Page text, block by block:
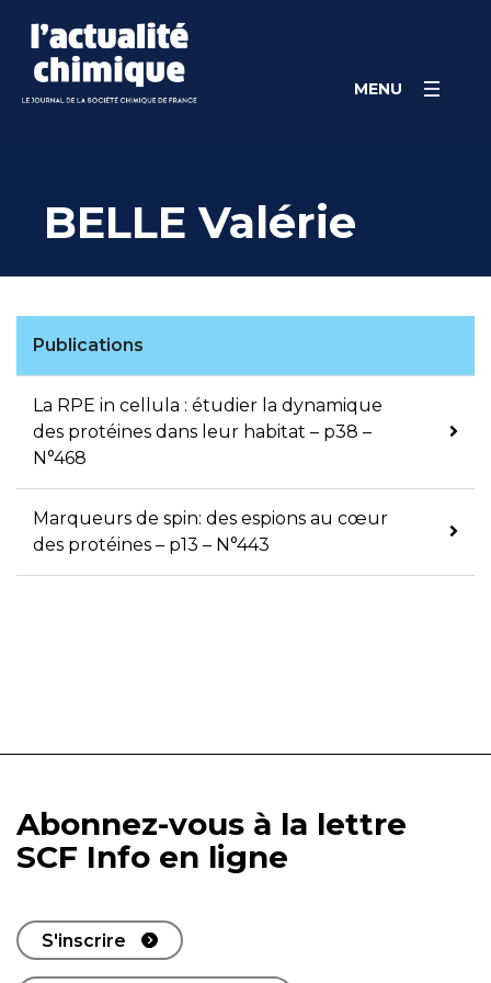
content
MENU
BELLE Valérie
Publications
La RPE in cellula : étudier la dynamique
des protéines dans leur habitat – p38 –
N°468
Marqueurs de spin: des espions au cœur
des protéines – p13 – N°443
Abonnez-vous à la lettre
SCF Info en ligne
S'inscrire